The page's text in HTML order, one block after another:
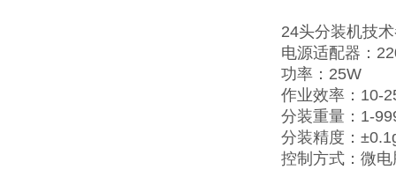
24头分装机技
电源适配器：
功率：25W
作业效率：10-
分装重量：1-
分装精度：
控制方式：微